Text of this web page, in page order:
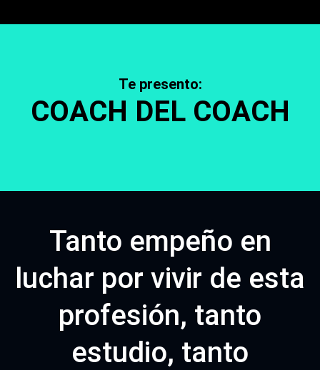
Te presento:
COACH DEL COACH
Tanto empeño en
luchar por vivir de esta
profesión, tanto
estudio, tanto